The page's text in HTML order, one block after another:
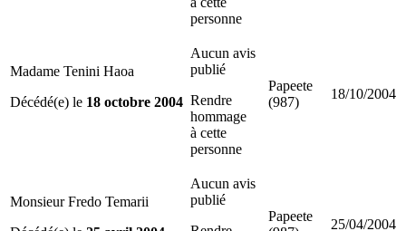
personne
Madame Tenini Haoa
Décédé(e) le 18 octobre 2004
Aucun avis
publié
Rendre
hommage
à cette
personne
Papeete
(987)
18/10/2004
Monsieur Fredo Temarii
Aucun avis
publié
Papeete
25/04/2004